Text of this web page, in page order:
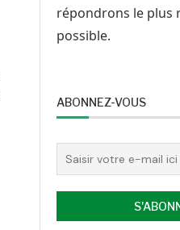
répondrons le plus
possible.
ABONNEZ-VOUS